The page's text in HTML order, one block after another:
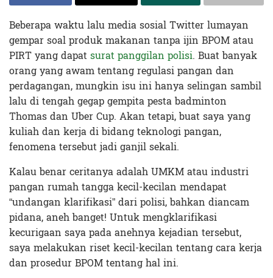
Beberapa waktu lalu media sosial Twitter lumayan
gempar soal produk makanan tanpa ijin BPOM atau
PIRT yang dapatsurat panggilan polisi. Buat banyak
orang yang awam tentang regulasi pangan dan
perdagangan, mungkin isu ini hanya selingan sambil
lalu di tengah gegap gempita pesta badminton
Thomas dan Uber Cup. Akan tetapi, buat saya yang
kuliah dan kerja di bidang teknologi pangan,
fenomena tersebut jadi ganjil sekali.
Kalau benar ceritanya adalah UMKM atau industri
pangan rumah tangga kecil-kecilan mendapat
“undangan klarifikasi” dari polisi, bahkan diancam
pidana, aneh banget! Untuk mengklarifikasi
kecurigaan saya pada anehnya kejadian tersebut,
saya melakukan riset kecil-kecilan tentang cara kerja
dan prosedur BPOM tentang hal ini.